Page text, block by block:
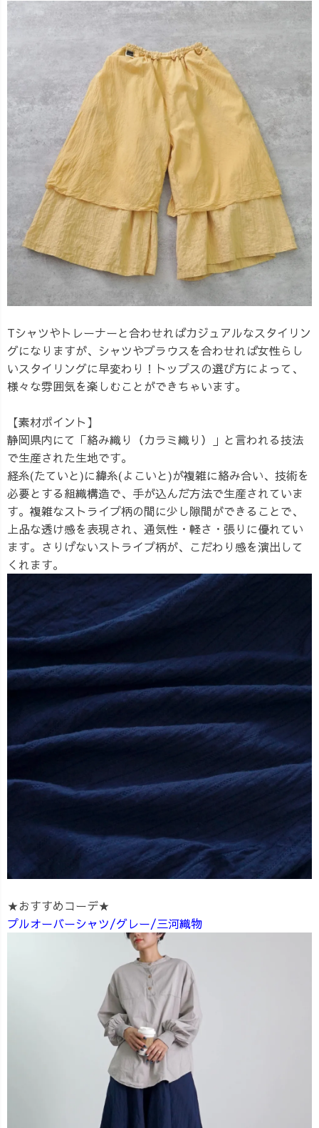
Tシャツやトレーナーと合わせればカジュアルなスタイリン
グになりますが、シャツやブラウスを合わせれば女性らし
いスタイリングに早変わり！トップスの選び方によって、
様々な雰囲気を楽しむことができちゃいます。
【素材ポイント】
静岡県内にて「絡み織り（カラミ織り）」と言われる技法
で生産された生地です。
経糸(たていと)に緯糸(よこいと)が複雑に絡み合い、技術を
必要とする組織構造で、手が込んだ方法で生産されていま
す。複雑なストライプ柄の間に少し隙間ができることで、
上品な透け感を表現され、通気性・軽さ・張りに優れてい
ます。さりげないストライプ柄が、こだわり感を演出して
くれます。
★おすすめコーデ★
プルオーバーシャツ/グレー/三河織物